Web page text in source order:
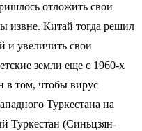
отложить свои
извне. Китай тогда решил
и увеличить свои
земли еще с 1960-х
в том, чтобы вирус
Туркестана на
Туркестан (Синьцзян-